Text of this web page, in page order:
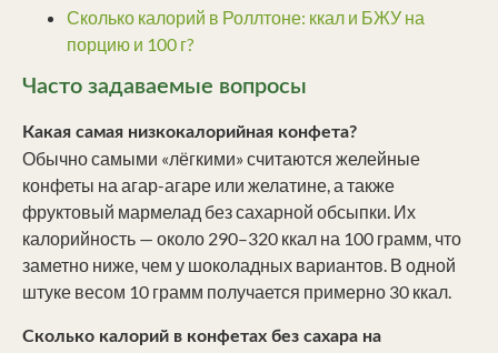
Сколько калорий в Роллтоне: ккал и БЖУ на
порцию и 100 г?
Часто задаваемые вопросы
Какая самая низкокалорийная конфета?
Обычно самыми «лёгкими» считаются желейные
конфеты на агар-агаре или желатине, а также
фруктовый мармелад без сахарной обсыпки. Их
калорийность — около 290–320 ккал на 100 грамм, что
заметно ниже, чем у шоколадных вариантов. В одной
штуке весом 10 грамм получается примерно 30 ккал.
Сколько калорий в конфетах без сахара на